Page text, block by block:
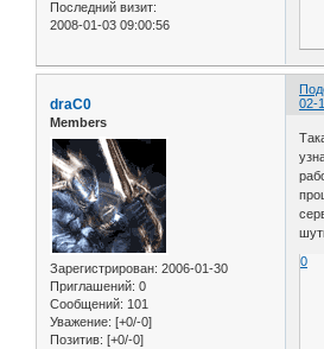
Последний визит:
2008-01-03 09:00:56
02-
draC0
Members
Зарегистрирован: 2006-01-30
Приглашений: 0
Сообщений: 101
Уважение: [+0/-0]
Позитив: [+0/-0]
0